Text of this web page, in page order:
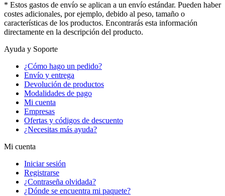
* Estos gastos de envío se aplican a un envío estándar. Pueden haber
costes adicionales, por ejemplo, debido al peso, tamaño o
características de los productos. Encontrarás esta información
directamente en la descripción del producto.
Ayuda y Soporte
¿Cómo hago un pedido?
Envío y entrega
Devolución de productos
Modalidades de pago
Mi cuenta
Empresas
Ofertas y códigos de descuento
¿Necesitas más ayuda?
Mi cuenta
Iniciar sesión
Registrarse
¿Contraseña olvidada?
¿Dónde se encuentra mi paquete?